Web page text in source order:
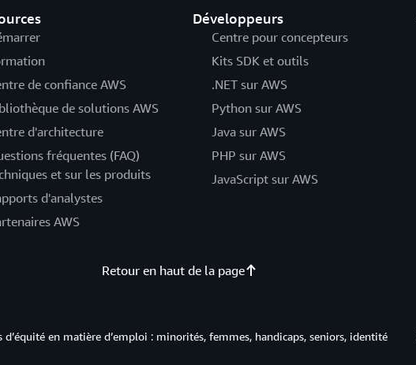
de confiance AWS
de solutions AWS
d'architecture
fréquentes (FAQ)
et sur les produits
d'analystes
AWS
Développeurs
Centre pour concepteurs
Kits SDK et outils
.NET sur AWS
Python sur AWS
Java sur AWS
PHP sur AWS
JavaScript sur AWS
Retour en haut de la page
en matière d’emploi : minorités, femmes, handicaps, seniors, identité